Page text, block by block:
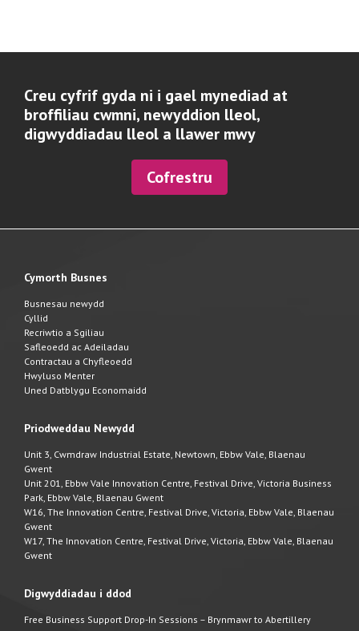
Creu cyfrif gyda ni i gael mynediad at
broffiliau cwmni, newyddion lleol,
digwyddiadau lleol a llawer mwy
Cofrestru
Cymorth Busnes
Busnesau newydd
Cyllid
Recriwtio a Sgiliau
Safleoedd ac Adeiladau
Contractau a Chyfleoedd
Hwyluso Menter
Uned Datblygu Economaidd
Priodweddau Newydd
Unit 3, Cwmdraw Industrial Estate, Newtown, Ebbw Vale, Blaenau
Gwent
Unit 201, Ebbw Vale Innovation Centre, Festival Drive, Victoria Business
Park, Ebbw Vale, Blaenau Gwent
W16, The Innovation Centre, Festival Drive, Victoria, Ebbw Vale, Blaenau
Gwent
W17, The Innovation Centre, Festival Drive, Victoria, Ebbw Vale, Blaenau
Gwent
Digwyddiadau i ddod
Free Business Support Drop-In Sessions – Brynmawr to Abertillery